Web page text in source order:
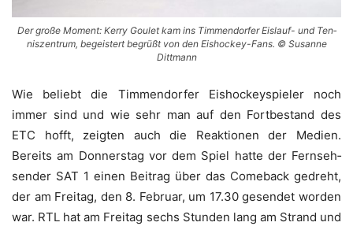
Der gro­ße Moment: Ker­ry Gou­let kam ins Tim­men­dor­fer Eis­lauf- und Ten­
nis­zen­trum, begeis­tert begrüßt von den Eis­ho­ckey-Fans. © Susan­ne
Dittmann
Wie beliebt die Tim­men­dor­fer Eis­ho­ckey­spie­ler noch
immer sind und wie sehr man auf den Fort­be­stand des
ETC hofft, zeig­ten auch die Reak­tio­nen der Medi­en.
Bereits am Don­ners­tag vor dem Spiel hat­te der Fern­seh­
sen­der SAT 1 einen Bei­trag über das Come­back gedreht,
der am Frei­tag, den 8. Febru­ar, um 17.30 gesen­det wor­den
war. RTL hat am Frei­tag sechs Stun­den lang am Strand und